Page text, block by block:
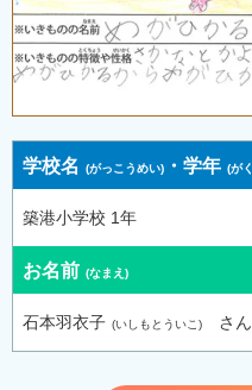
学校名 ・学年
築港小学校 1年
お名前
石本羽衣子 さん